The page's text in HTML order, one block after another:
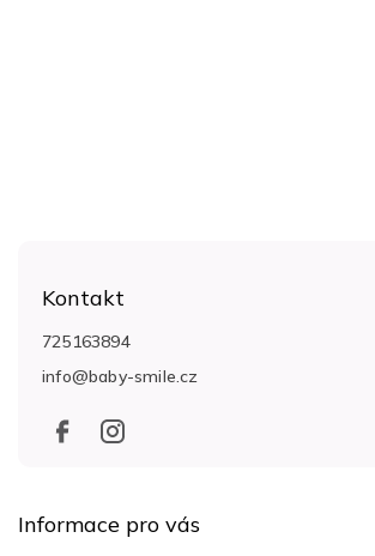
Kontakt
info@baby-smile.cz
725163894
Informace pro vás